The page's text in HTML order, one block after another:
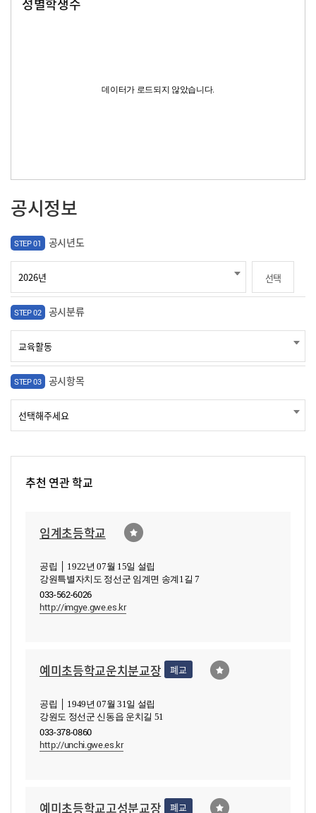
성별학생수
데이터가 로드되지 않았습니다.
공시정보
STEP 01 공시년도
선택
STEP 02 공시분류
STEP 03 공시항목
추천 연관 학교
임계초등학교
공립 │ 1922년 07월 15일 설립
강원특별자치도 정선군 임계면 송계1길 7
033-562-6026
http://imgye.gwe.es.kr
예미초등학교운치분교장 폐교
공립 │ 1949년 07월 31일 설립
강원도 정선군 신동읍 운치길 51
033-378-0860
http://unchi.gwe.es.kr
예미초등학교고성분교장 폐교